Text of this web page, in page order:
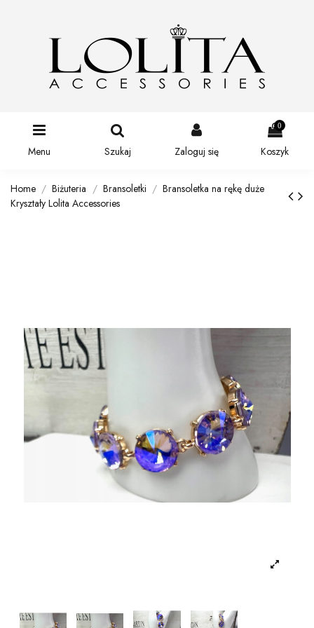
Menu Szukaj Zaloguj się
0
Koszyk
Home Biżuteria Bransoletki
Bransoletka na rękę duże
Kryształy Lolita Accessories